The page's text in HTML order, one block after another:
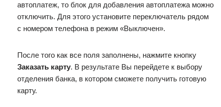
автоплатеж, то блок для добавления автоплатежа можно
отключить. Для этого установите переключатель рядом
с номером телефона в режим «Выключен».
После того как все поля заполнены, нажмите кнопку
Заказать карту. В результате Вы перейдете к выбору
отделения банка, в котором сможете получить готовую
карту.